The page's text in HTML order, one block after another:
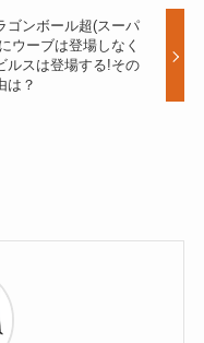
ゴンボール超(スーパ
ウーブは登場しなく
ルスは登場する!その
は？